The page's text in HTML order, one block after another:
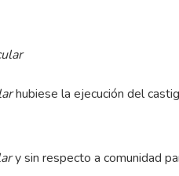
hubiese la ejecución del
y sin respecto a comunidad